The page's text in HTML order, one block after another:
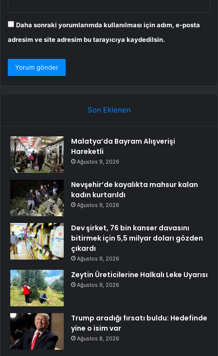
Daha sonraki yorumlarımda kullanılması için adım, e-posta
adresim ve site adresim bu tarayıcıya kaydedilsin.
Son Eklenen
Malatya’da Bayram Alışverişi
Hareketli
Ağustos 9, 2026
Nevşehir’de kayalıkta mahsur kalan
kadın kurtarıldı
Ağustos 9, 2026
Dev şirket, 76 bin kanser davasını
bitirmek için 5,5 milyar doları gözden
çıkardı
Ağustos 9, 2026
Zeytin Üreticilerine Halkalı Leke Uyarısı
Ağustos 9, 2026
Trump aradığı fırsatı buldu: Hedefinde
yine o isim var
Ağustos 8, 2026